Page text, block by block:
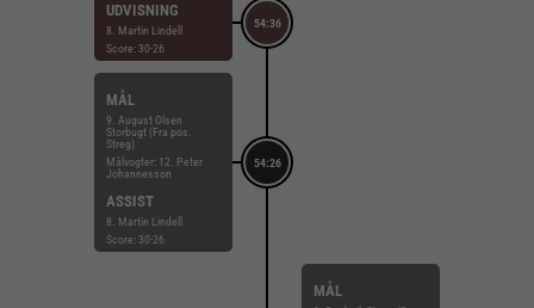
54:36
UDVISNING
8. Martin Lindell
Score: 30-26
54:26
MÅL
9. August Olsen
Storbugt (Fra pos.
Streg)
Målvogter: 12. Peter
Johannesson
ASSIST
8. Martin Lindell
Score: 30-26
MÅL